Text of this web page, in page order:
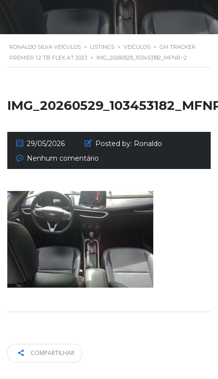
RONALDO SILVA VEÍCULOS > LISTINGS > VEÍCULOS > GM TRACKER
PREMIER 1.2 TB FLEX AT 2023 > IMG_20260529_103453182_MFNR~2
29/05/2026 Posted by: Ronaldo
Nenhum comentário
COMPARTILHAR